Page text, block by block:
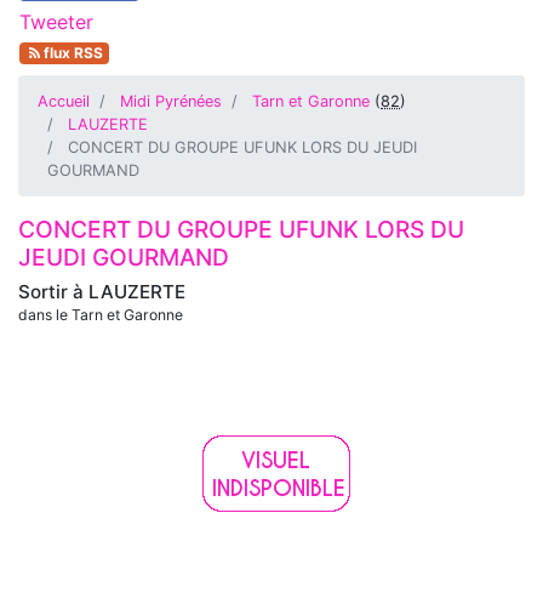
Tweeter
flux RSS
Accueil Midi Pyrénées Tarn et Garonne (82)
LAUZERTE
CONCERT DU GROUPE UFUNK LORS DU JEUDI
GOURMAND
Sortir à LAUZERTE
dans le Tarn et Garonne
CONCERT DU GROUPE UFUNK LORS DU
JEUDI GOURMAND